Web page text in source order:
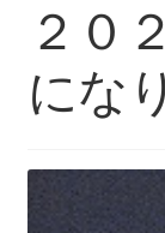
ス
キ
ッ
プ
ッ
プ
ブログ
２０
にな